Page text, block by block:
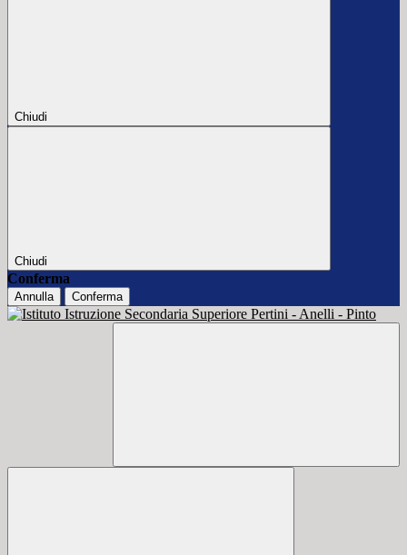
Chiudi
Chiudi
Conferma
Annulla Conferma